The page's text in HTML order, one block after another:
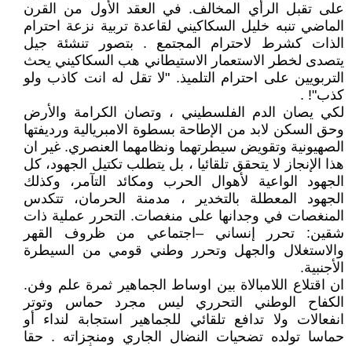
على تقبل الرأي المخالف. في العقد الأول من القرن
الماضي تنبه خليل السكاكيني لقاعدة تربية نزعة احترام
الذات كشرط لاحترام المجتمع . بتصور تنشئة جيل
يتصدى لخطر الاستعمار الاستيطاني هب السكاكيني يحث
التربويين على احترام التلميذ. "لا تقل له انت كاذب ولو
كذب"! .
لكي يصان الدم الفلسطيني ، وتصان الكرامة والأرض
وحق السكن لابد من الإطاحة بسطوة الامبريالية ورديفتها
الصهيونية وتقويض سيطرتهما ونظامهما العنصري. غير ان
هذا الإنجاز لا يتحقق تلقائيا ، بل يتطلب تكتيل الجهود، كل
الجهود الواعية لأهوال الحرب ومكائد التآمر، وكذلك
الجهود المعطلة بالتخدير ، مدمنة الحرمان، تتكدس
المنغصات في وجدانها على منغصات. التحرر عملية ذات
شقين: تحرر إنساني –اجتماعي من ظروف القهر
والاستغلال والجهل وتحرر وطني قومي من السيطرة
الأجنبية.
ان اقتلاع اللامبالاة بين اوساط الجماهير ثمرة علم وفن.
الكفاح الوطني التحرري ليس مجرد حماس وتوتر
انفعالات ولا تدافع تلقائي للجماهير استجابة لنداء أو
حماسا تولده تضحيات النضال الجاري ومنجزاته . حقا